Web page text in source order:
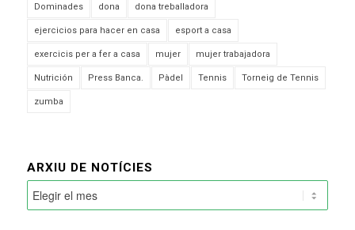
Dominades dona dona treballadora
ejercicios para hacer en casa esport a casa
exercicis per a fer a casa mujer mujer trabajadora
Nutrición Press Banca. Pàdel Tennis Torneig de Tennis
zumba
ARXIU DE NOTÍCIES